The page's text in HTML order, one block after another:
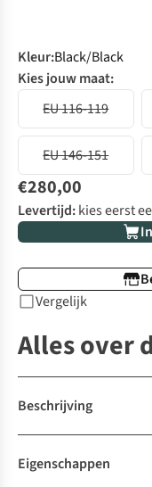
Kleur:Black/Black
Kies jouw maat:
EU 116-119
EU 146-151
€280,00
Levertijd:kies eerst
Vergelijk
Alles over
Beschrijving
Eigenschappen